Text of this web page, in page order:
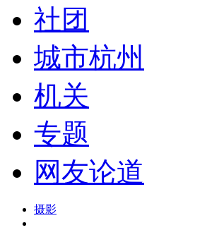
社团
城市杭州
机关
专题
网友论道
摄影